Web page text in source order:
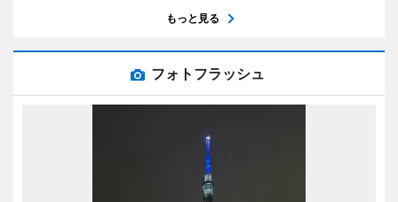
もっと見る
フォトフラッシュ